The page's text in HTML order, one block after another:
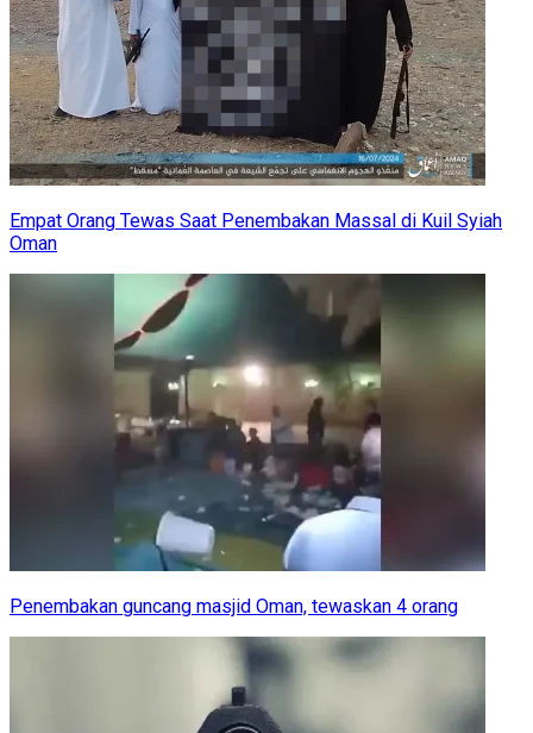
Empat Orang Tewas Saat Penembakan Massal di Kuil Syiah
Oman
Penembakan guncang masjid Oman, tewaskan 4 orang